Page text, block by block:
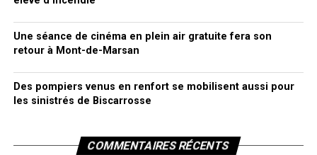
Une séance de cinéma en plein air gratuite fera son
retour à Mont-de-Marsan
Des pompiers venus en renfort se mobilisent aussi pour
les sinistrés de Biscarrosse
COMMENTAIRES RÉCENTS